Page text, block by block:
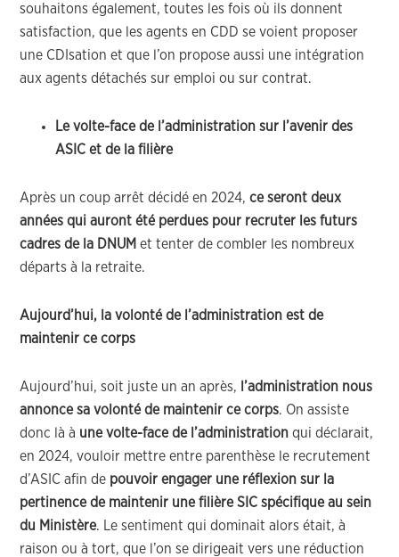
souhaitons également, toutes les fois où ils donnent
satisfaction, que les agents en CDD se voient proposer
une CDIsation et que l’on propose aussi une intégration
aux agents détachés sur emploi ou sur contrat.
Le volte-face de l’administration sur l’avenir des
ASIC et de la filière
Après un coup arrêt décidé en 2024,ce seront deux
années qui auront été perdues pour recruter les futurs
cadres de la DNUM et tenter de combler les nombreux
départs à la retraite.
Aujourd’hui, la volonté de l’administration est de
maintenir ce corps
Aujourd’hui, soit juste un an après, l’administration nous
annonce sa volonté de maintenir ce corps. On assiste
donc là à une volte-face de l’administration qui déclarait,
en 2024, vouloir mettre entre parenthèse le recrutement
d’ASIC afin de pouvoir engager une réflexion sur la
pertinence de maintenir une filière SIC spécifique au sein
du Ministère. Le sentiment qui dominait alors était, à
raison ou à tort, que l’on se dirigeait vers une réduction